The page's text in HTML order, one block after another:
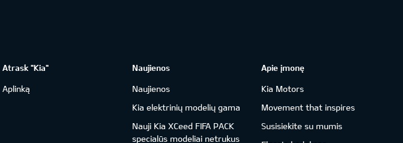
Atrask "Kia"
Aplinką
Naujienos
Naujienos
Kia elektrinių modelių gama
Nauji Kia XCeed FIFA PACK
specialūs modeliai netrukus
Apie įmonę
Kia Motors
Movement that inspires
Susisiekite su mumis